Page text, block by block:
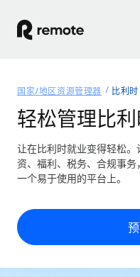
产品
全球招聘
全球薪资管理
轻松运行合规薪资
零实体成本实现全球扩
覆盖全球
美国各州浏览器
资源
工具与计算器
误分类风险计算工
定价
中文（简体）
国家/地区资源管理器 比利时
轻松管理比
让在比利时就业变得轻松
资、福利、税务、合规事
一个易于使用的平台上。